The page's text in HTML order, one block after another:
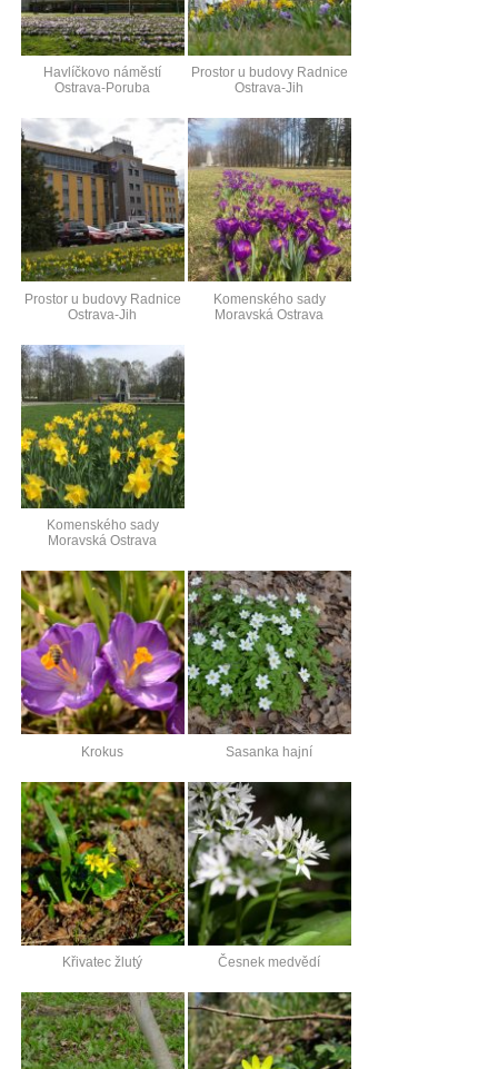
Havlíčkovo náměstí
Ostrava-Poruba
Prostor u budovy Radnice
Ostrava-Jih
Prostor u budovy Radnice
Ostrava-Jih
Komenského sady
Moravská Ostrava
Komenského sady
Moravská Ostrava
Krokus Sasanka hajní
Křivatec žlutý Česnek medvědí